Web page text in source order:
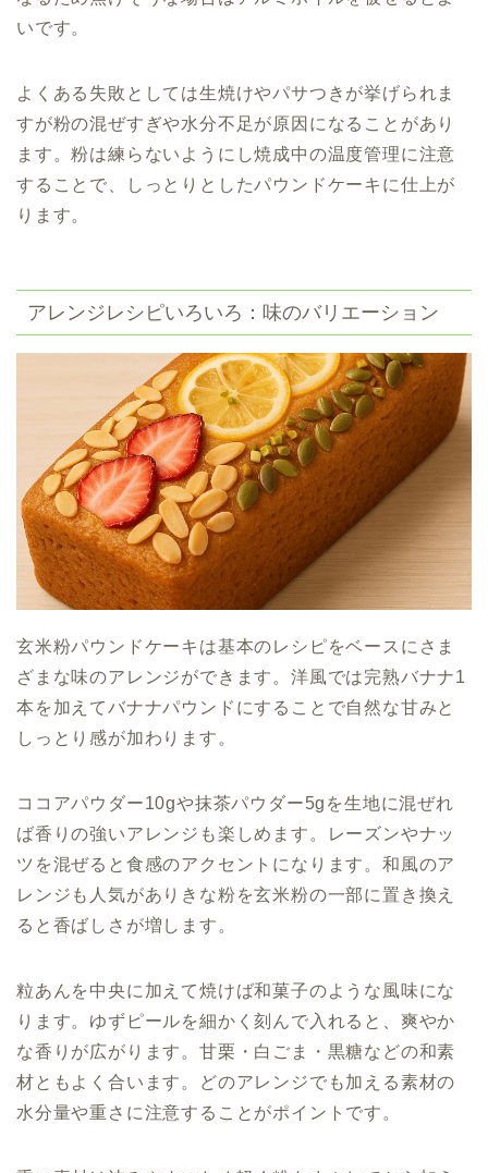
いです。
よくある失敗としては生焼けやパサつきが挙げられま
すが粉の混ぜすぎや水分不足が原因になることがあり
ます。粉は練らないようにし焼成中の温度管理に注意
することで、しっとりとしたパウンドケーキに仕上が
ります。
アレンジレシピいろいろ：味のバリエーション
玄米粉パウンドケーキは基本のレシピをベースにさま
ざまな味のアレンジができます。洋風では完熟バナナ1
本を加えてバナナパウンドにすることで自然な甘みと
しっとり感が加わります。
ココアパウダー10gや抹茶パウダー5gを生地に混ぜれ
ば香りの強いアレンジも楽しめます。レーズンやナッ
ツを混ぜると食感のアクセントになります。和風のア
レンジも人気がありきな粉を玄米粉の一部に置き換え
ると香ばしさが増します。
粒あんを中央に加えて焼けば和菓子のような風味にな
ります。ゆずピールを細かく刻んで入れると、爽やか
な香りが広がります。甘栗・白ごま・黒糖などの和素
材ともよく合います。どのアレンジでも加える素材の
水分量や重さに注意することがポイントです。